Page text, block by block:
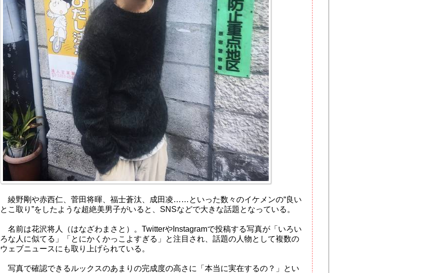
綾野剛や赤西仁、菅田将暉、福士蒼汰、成田凌……といった数々のイケメンの“良い
とこ取り”をしたような超絶美男子がいると、SNSなどで大きな話題となっている。
名前は花沢将人（はなざわまさと）。TwitterやInstagramで投稿する写真が「いろい
ろな人に似てる」「とにかくかっこよすぎる」と注目され、話題の人物として複数の
ウェブニュースにも取り上げられている。
写真で確認できるルックスのあまりの完成度の高さに「本当に実在するの？」とい